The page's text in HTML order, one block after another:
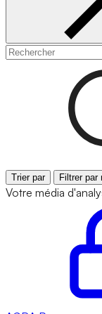
Trier par Filtrer par
Votre média